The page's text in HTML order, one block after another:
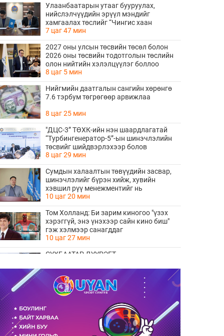
Улаанбаатарын утааг бууруулах,
нийслэлчүүдийн эрүүл мэндийг
хамгаалах төслийг “Чингис хаан
баялгийн сан нэгдэл” ХХК-тай хамтран
хэрэгжүүлнэ
7 цаг 47 мин
2027 оны улсын төсвийн төсөл болон
2026 оны төсвийн тодотголын төслийн
олон нийтийн хэлэлцүүлэг боллоо
8 цаг 5 мин
Нийгмийн даатгалын сангийн хөрөнгө
7.6 тэрбум төгрөгөөр арвижлаа
8 цаг 25 мин
"ДЦС-3” ТӨХК-ийн нэн шаардлагатай
“Турбингенератор-5”-ын шинэчлэлийн
төсвийг шийдвэрлэхээр болов
8 цаг 29 мин
Сумдын халаалтын төвүүдийн засвар,
шинэчлэлийг бүрэн хийж, хувийн
хэвшил рүү менежментийг нь
шилжүүлсэн гэдгийг онцоллоо
10 цаг 20 мин
Том Холланд: Би зарим киногоо "үзэх
хэрэггүй, энэ үнэхээр сайн кино биш"
гэж хэлмээр санагддаг
10 цаг 27 мин
СҮХБААТАР ДҮҮРЭГТ
ҮРГЭЛЖИЛЖ БАЙНА
12 цаг 24 мин
Ирэх 10 хоногийн цаг агаарын
12 цаг 32 мин